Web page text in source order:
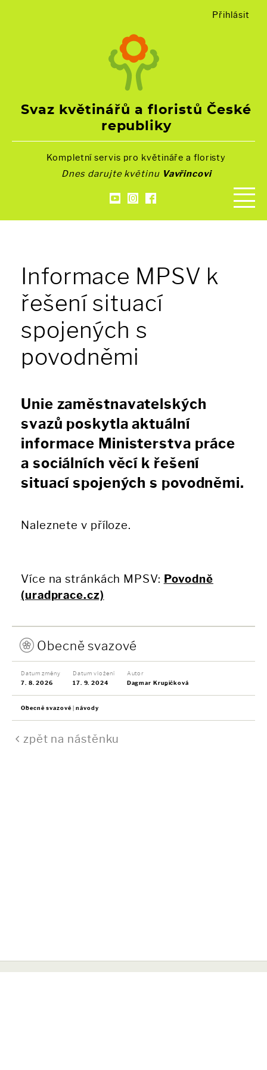
Svaz květinářů a floristů České
republiky
Přihlásit
Kompletní servis pro květináře a floristy
Dnes darujte květinu Vavřincovi
Informace MPSV k
řešení situací
spojených s
povodněmi
Unie zaměstnavatelských
svazů poskytla aktuální
informace Ministerstva práce
a sociálních věcí k řešení
situací spojených s povodněmi.
Naleznete v příloze.
Více na stránkách MPSV: Povodně
(uradprace.cz)
Obecně svazové
Datum změny
7. 8. 2026
Datum vložení
17. 9. 2024
Autor
Dagmar Krupičková
Obecně svazové návody
zpět na nástěnku